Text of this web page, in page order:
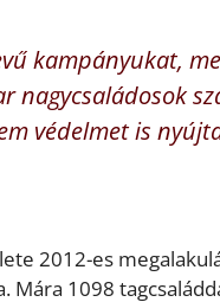
kampányukat,
nagycsaládosok
védelmet is
2012-es
Mára 1098